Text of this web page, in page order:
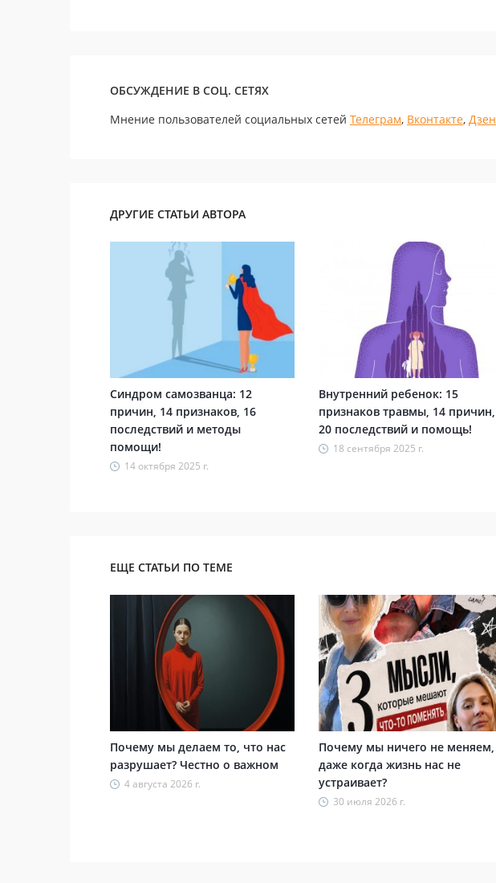
ОБСУЖДЕНИЕ В СОЦ. СЕТЯХ
Мнение пользователей социальных сетей Телеграм, Вконтакте, Дзен
ДРУГИЕ СТАТЬИ АВТОРА
Синдром самозванца: 12
причин, 14 признаков, 16
последствий и методы
помощи!
14 октября 2025 г.
Внутренний ребенок: 15
признаков травмы, 14 причин,
20 последствий и помощь!
18 сентября 2025 г.
ЕЩЕ СТАТЬИ ПО ТЕМЕ
Почему мы делаем то, что нас
разрушает? Честно о важном
4 августа 2026 г.
Почему мы ничего не меняем,
даже когда жизнь нас не
устраивает?
30 июля 2026 г.